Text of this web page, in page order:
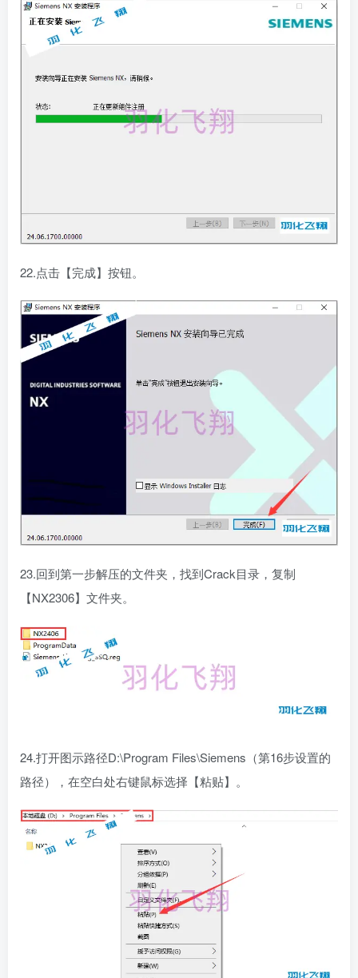
22.点击【完成】按钮。
23.回到第一步解压的文件夹，找到Crack目录，复制
【NX2306】文件夹。
24.打开图示路径D:\Program Files\Siemens（第16步设置的
路径），在空白处右键鼠标选择【粘贴】。